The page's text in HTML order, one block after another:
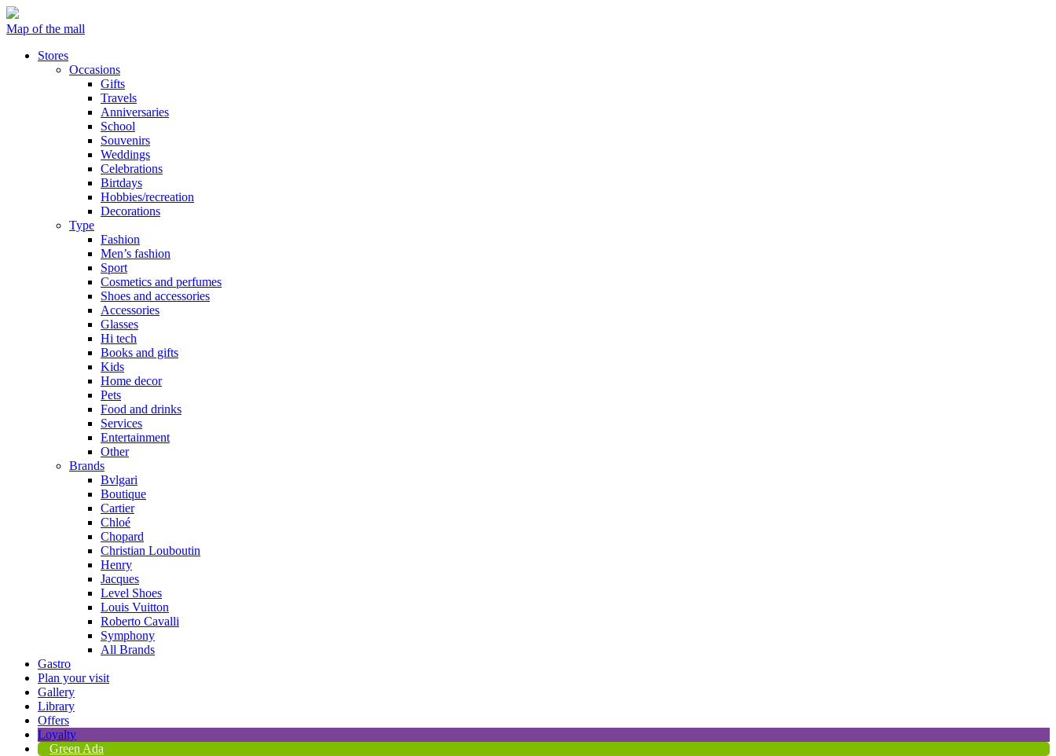
Map of the mall
Stores
Occasions
Gifts
Travels
Anniversaries
School
Souvenirs
Weddings
Celebrations
Birtdays
Hobbies/recreation
Decorations
Type
Fashion
Men’s fashion
Sport
Cosmetics and perfumes
Shoes and accessories
Accessories
Glasses
Hi tech
Books and gifts
Kids
Home decor
Pets
Food and drinks
Services
Entertainment
Other
Brands
Bvlgari
Boutique
Cartier
Chloé
Chopard
Christian Louboutin
Henry
Jacques
Level Shoes
Louis Vuitton
Roberto Cavalli
Symphony
All Brands
Gastro
Plan your visit
Gallery
Library
Offers
Loyalty
Green Ada